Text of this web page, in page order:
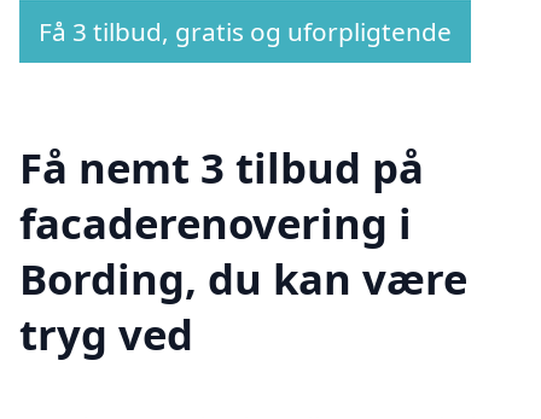
Få 3 tilbud, gratis og uforpligtende
Få nemt 3 tilbud på
facaderenovering i
Bording, du kan være
tryg ved